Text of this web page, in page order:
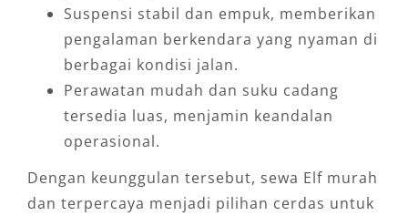
Suspensi stabil dan empuk, memberikan
pengalaman berkendara yang nyaman di
berbagai kondisi jalan.
Perawatan mudah dan suku cadang
tersedia luas, menjamin keandalan
operasional.
Dengan keunggulan tersebut, sewa Elf murah
dan terpercaya menjadi pilihan cerdas untuk